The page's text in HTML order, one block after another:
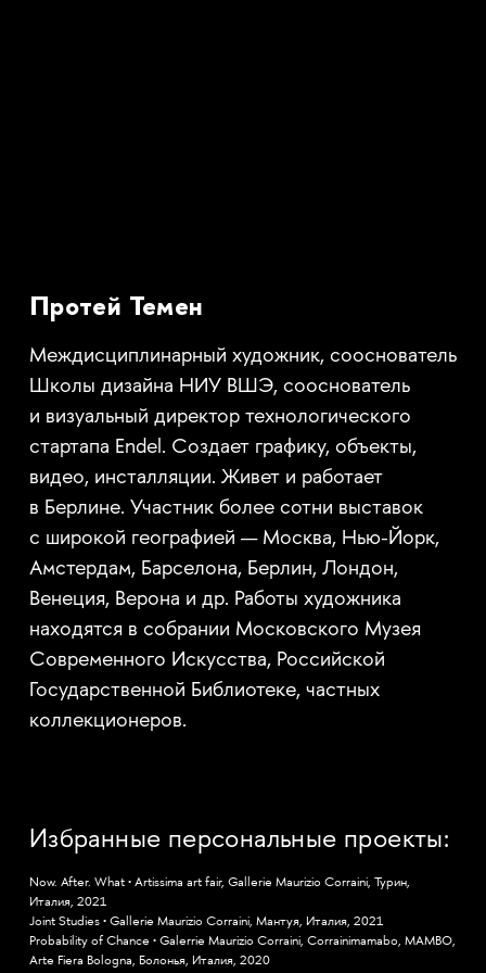
Протей Темен
Междисциплинарный художник, сооснователь
Школы дизайна НИУ ВШЭ, сооснователь
и визуальный директор технологического
стартапа Endel. Создает графику, объекты,
видео, инсталляции. Живет и работает
в Берлине. Участник более сотни выставок
с широкой географией — Москва, Нью-Йорк,
Амстердам, Барселона, Берлин, Лондон,
Венеция, Верона и др. Работы художника
находятся в собрании Московского Музея
Современного Искусства, Российской
Государственной Библиотеке, частных
коллекционеров.
Избранные персональные проекты:
Now. After. What • Artissima art fair, Gallerie Maurizio Corraini, Турин,
Италия, 2021
Joint Studies • Gallerie Maurizio Corraini, Мантуя, Италия, 2021
Probability of Chance • Galerrie Maurizio Corraini, Corrainimamabo, MAMBO,
Arte Fiera Bologna, Болонья, Италия, 2020